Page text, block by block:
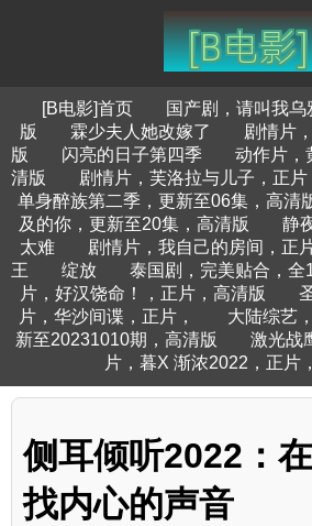
[B电影]首页
国产剧，请叫我
版
霖少夫人她改嫁了
剧情片
版
闪亮的日子第四季
动作片，
清版
剧情片，芙洛拉与儿子，正片
单身醉族第二季，更新至06集，高清
及的你，更新至20集，高清版
静
太难
剧情片，我自己的房间，正
王
绽放 泰国剧，完美贴合，全
片，好汉饶命！，正片，高清版
片，华沙间谍，正片，
大陆综艺
新至20231010期，高清版
激光战
片，暮X 渐浓2022，正片
侧耳倾听2022：
找内心的声音